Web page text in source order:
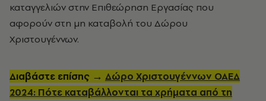
καταγγελιών στην Επιθεώρηση Εργασίας που
αφορούν στη μη καταβολή του Δώρου
Χριστουγέννων.
Διαβάστε επίσης → Δώρο Χριστουγέννων ΟΑΕΔ
2024: Πότε καταβάλλονται τα χρήματα από τη